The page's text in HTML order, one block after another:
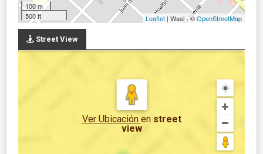
100 m
500 ft
Leaflet | Wasi - ©OpenStreetMap
Street View
Ver Ubicación en street
view